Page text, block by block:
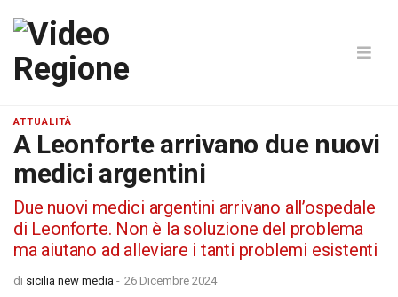
ATTUALITÀ
A Leonforte arrivano due nuovi
medici argentini
Due nuovi medici argentini arrivano all’ospedale
di Leonforte. Non è la soluzione del problema
ma aiutano ad alleviare i tanti problemi esistenti
di sicilia new media - 26 Dicembre 2024